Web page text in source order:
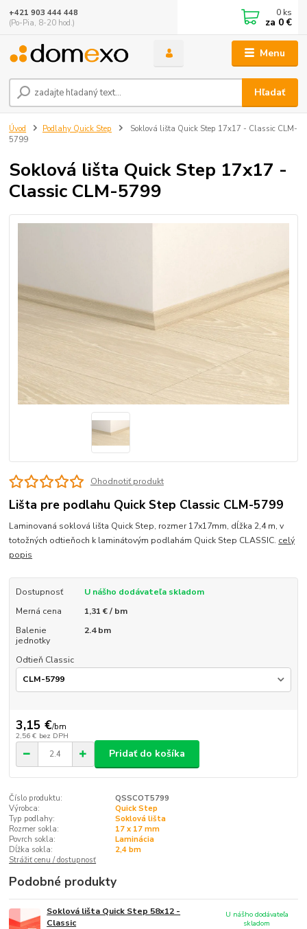
Menu
Hľadať
+421 903 444 448
(Po-Pia, 8-20 hod.)
0 ks
za 0 €
Úvod Podlahy Quick Step
Soklová lišta Quick Step 17x17 - Classic CLM-
5799
Soklová lišta Quick Step 17x17 -
Classic CLM-5799
Ohodnotiť produkt
Lišta pre podlahu Quick Step Classic CLM-5799
Laminovaná soklová lišta Quick Step, rozmer 17x17mm, dĺžka 2,4 m, v
totožných odtieňoch k laminátovým podlahám Quick Step CLASSIC. celý
popis
Dostupnosť
U nášho dodávateľa skladom
Merná cena
1,31 € / bm
Balenie
jednotky
2.4 bm
Odtieň Classic
3,15 €/bm
2,56 € bez DPH
Pridať do košíka
Číslo produktu:
QSSCOT5799
Výrobca:
Quick Step
Typ podlahy:
Soklová lišta
Rozmer sokla:
17 x 17 mm
Povrch sokla:
Laminácia
Dĺžka sokla:
2,4 bm
Strážiť cenu / dostupnosť
Podobné produkty
Soklová lišta Quick Step 58x12 -
Classic
U nášho dodávateľa
skladom